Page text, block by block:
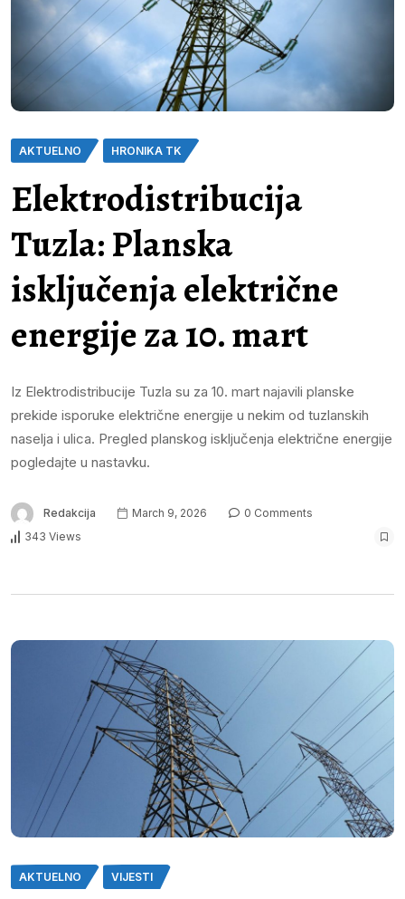
AKTUELNO HRONIKA TK
Elektrodistribucija
Tuzla: Planska
isključenja električne
energije za 10. mart
Iz Elektrodistribucije Tuzla su za 10. mart najavili planske
prekide isporuke električne energije u nekim od tuzlanskih
naselja i ulica. Pregled planskog isključenja električne energije
pogledajte u nastavku.
Redakcija March 9, 2026
0 Comments
343 Views
AKTUELNO VIJESTI